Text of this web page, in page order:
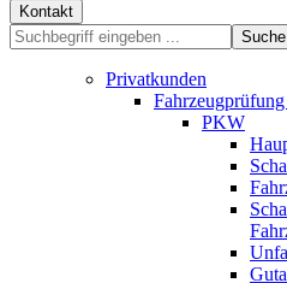
Kontakt
Suche
Privatkunden
PKW